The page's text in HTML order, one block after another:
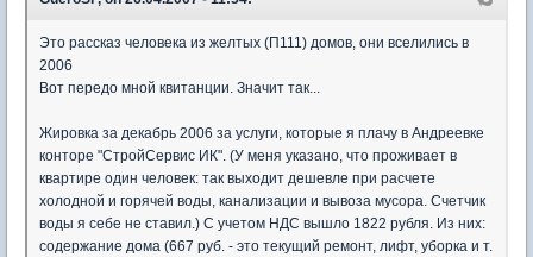
Это рассказ человека из желтых (П111) домов, они вселились в
2006
Вот передо мной квитанции. Значит так...
Жировка за декабрь 2006 за услуги, которые я плачу в Андреевке
конторе "СтройСервис ИК". (У меня указано, что проживает в
квартире один человек: так выходит дешевле при расчете
холодной и горячей воды, канализации и вывоза мусора. Счетчик
воды я себе не ставил.) С учетом НДС вышло 1822 рубля. Из них:
содержание дома (667 руб. - это текущий ремонт, лифт, уборка и т.